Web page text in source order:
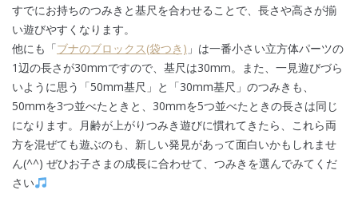
すでにお持ちのつみきと基尺を合わせることで、長さや高さが揃
い遊びやすくなります。
他にも「ブナのブロックス(袋つき) 」は一番小さい立方体パーツの
1辺の長さが30mmですので、基尺は30mm。また、一見遊びづら
いように思う「50mm基尺」と「30mm基尺」のつみきも、
50mmを3つ並べたときと、30mmを5つ並べたときの長さは同じ
になります。月齢が上がりつみき遊びに慣れてきたら、これら両
方を混ぜても遊ぶのも、新しい発見があって面白いかもしれませ
ん(^^) ぜひお子さまの成長に合わせて、つみきを選んでみてくだ
さい